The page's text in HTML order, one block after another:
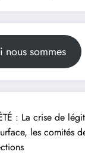
sommes
: La crise de
les comités